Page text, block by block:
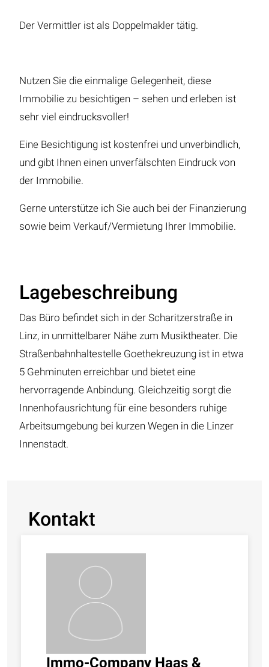
Der Vermittler ist als Doppelmakler tätig.
Nutzen Sie die einmalige Gelegenheit, diese
Immobilie zu besichtigen – sehen und erleben ist
sehr viel eindrucksvoller!
Eine Besichtigung ist kostenfrei und unverbindlich,
und gibt Ihnen einen unverfälschten Eindruck von
der Immobilie.
Gerne unterstütze ich Sie auch bei der Finanzierung
sowie beim Verkauf/Vermietung Ihrer Immobilie.
Lagebeschreibung
Das Büro befindet sich in der Scharitzerstraße in
Linz, in unmittelbarer Nähe zum Musiktheater. Die
Straßenbahnhaltestelle Goethekreuzung ist in etwa
5 Gehminuten erreichbar und bietet eine
hervorragende Anbindung. Gleichzeitig sorgt die
Innenhofausrichtung für eine besonders ruhige
Arbeitsumgebung bei kurzen Wegen in die Linzer
Innenstadt.
Kontakt
Immo-Company Haas &